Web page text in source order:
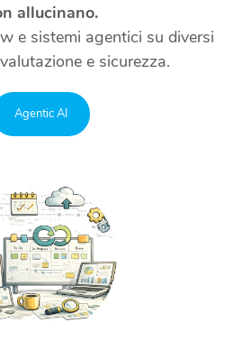
allucinano.
e sistemi agentici su diversi
e sicurezza.
Agentic AI